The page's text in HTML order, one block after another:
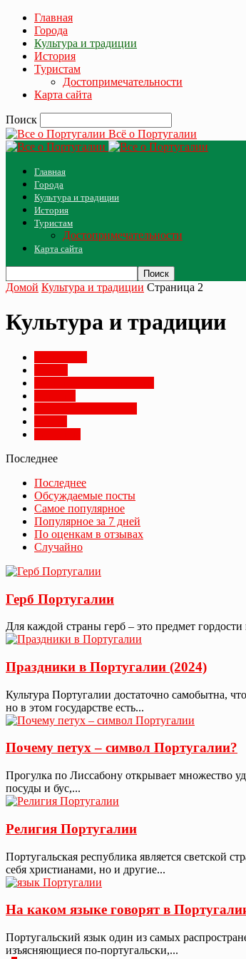
Главная
Города
Культура и традиции
История
Туристам
Достопримечательности
Карта сайта
Поиск
Всё о Португалии
Главная
Города
Культура и традиции
История
Туристам
Достопримечательности
Карта сайта
Домой Культура и традиции Страница 2
Культура и традиции
Последнее
Последнее
Обсуждаемые посты
Самое популярное
Популярное за 7 дней
По оценкам в отзывах
Случайно
Герб Португалии
Для каждой страны герб – это предмет
Праздники в Португалии (2024)
Культура Португалии достаточно самобытна,
но в этом государстве есть...
Почему петух – символ Португалии?
Прогулка по Лиссабону открывает множество
посуды и бус,...
Религия Португалии
Португальская республика является светской
себя христианами, но и другие...
На каком языке говорят в
Португальский язык один из самых
изъясняющиеся по-португальски,...